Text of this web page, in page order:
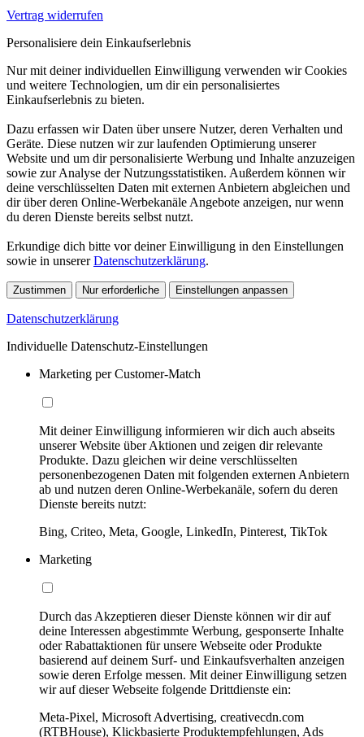
Vertrag widerrufen
Personalisiere dein Einkaufserlebnis
Nur mit deiner individuellen Einwilligung verwenden wir Cookies
und weitere Technologien, um dir ein personalisiertes
Einkaufserlebnis zu bieten.
Dazu erfassen wir Daten über unsere Nutzer, deren Verhalten und
Geräte. Diese nutzen wir zur laufenden Optimierung unserer
Website und um dir personalisierte Werbung und Inhalte anzuzeigen
sowie zur Analyse der Nutzungsstatistiken. Außerdem können wir
deine verschlüsselten Daten mit externen Anbietern abgleichen und
dir über deren Online-Werbekanäle Angebote anzeigen, nur wenn
du deren Dienste bereits selbst nutzt.
Erkundige dich bitte vor deiner Einwilligung in den Einstellungen
sowie in unsererDatenschutzerklärung.
Zustimmen Nur erforderliche Einstellungen anpassen
Datenschutzerklärung
Individuelle Datenschutz-Einstellungen
Marketing per Customer-Match
Mit deiner Einwilligung informieren wir dich auch abseits
unserer Website über Aktionen und zeigen dir relevante
Produkte. Dazu gleichen wir deine verschlüsselten
personenbezogenen Daten mit folgenden externen Anbietern
ab und nutzen deren Online-Werbekanäle, sofern du deren
Dienste bereits nutzt:
Bing, Criteo, Meta, Google, LinkedIn, Pinterest, TikTok
Marketing
Durch das Akzeptieren dieser Dienste können wir dir auf
deine Interessen abgestimmte Werbung, gesponserte Inhalte
oder Rabattaktionen für unsere Webseite oder Produkte
basierend auf deinem Surf- und Einkaufsverhalten anzeigen
sowie deren Erfolge messen. Mit deiner Einwilligung setzen
wir auf dieser Webseite folgende Drittdienste ein:
Meta-Pixel, Microsoft Advertising, creativecdn.com
(RTBHouse), Klickbasierte Produktempfehlungen, Ads